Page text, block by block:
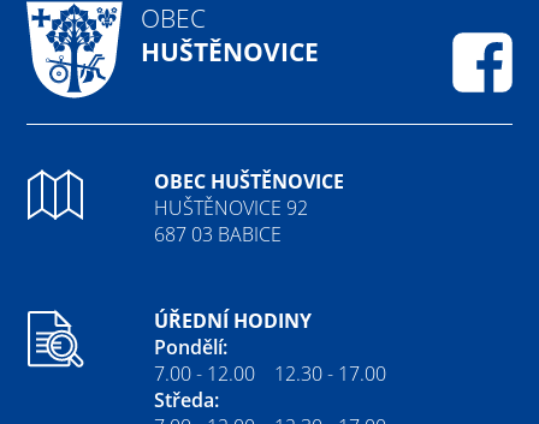
OBEC
HUŠTĚNOVICE
OBEC HUŠTĚNOVICE
HUŠTĚNOVICE 92
687 03 BABICE
ÚŘEDNÍ HODINY
Pondělí:
7.00 - 12.00 12.30 - 17.00
Středa: